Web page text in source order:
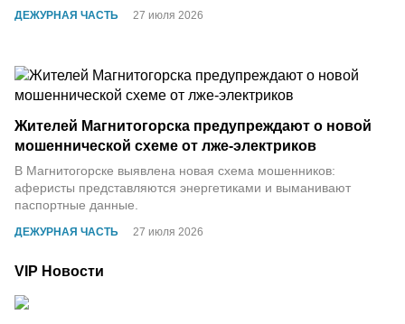
ДЕЖУРНАЯ ЧАСТЬ 27 июля 2026
ДЕЖУРНАЯ ЧАСТЬ 27 июля 2026
Жителей Магнитогорска предупреждают о новой
мошеннической схеме от лже-электриков
В Магнитогорске выявлена новая схема мошенников:
аферисты представляются энергетиками и выманивают
паспортные данные.
VIP Новости